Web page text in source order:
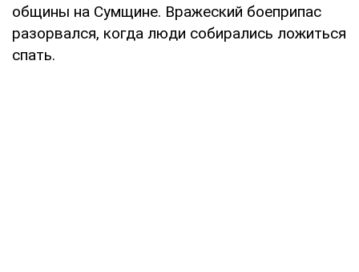
общины на Сумщине. Вражеский боеприпас
разорвался, когда люди собирались ложиться
спать.